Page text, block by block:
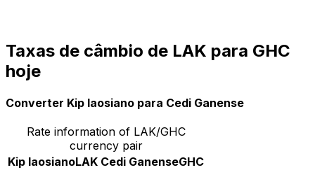
Taxas de câmbio de LAK para GHC
hoje
Converter Kip laosiano para Cedi Ganense
Rate information of LAK/GHC
currency pair
Kip laosianoLAK Cedi GanenseGHC